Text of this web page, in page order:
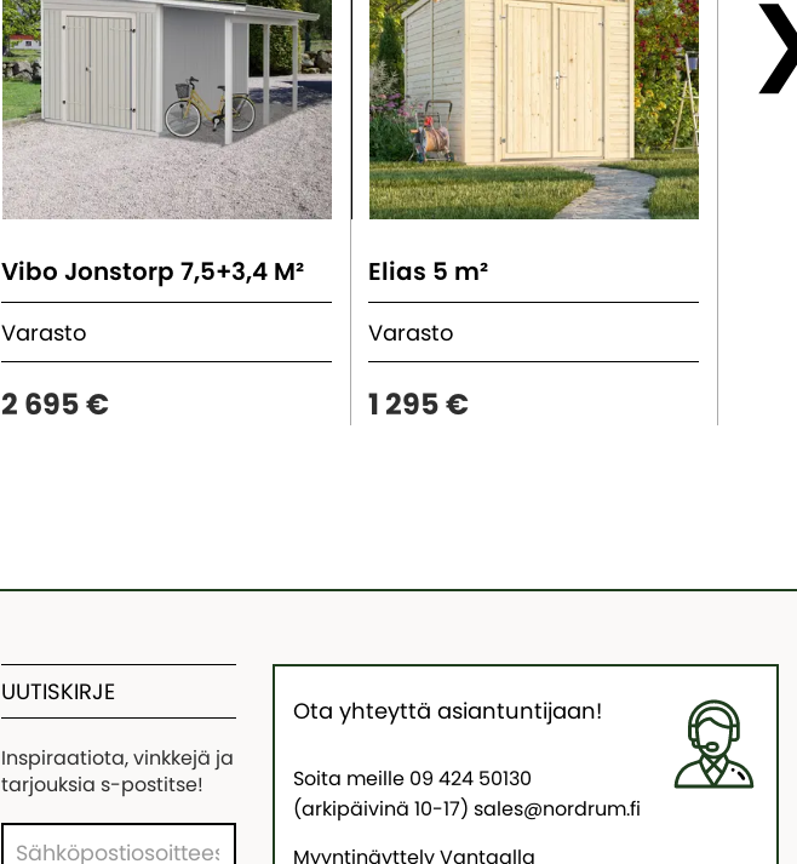
Vibo Jonstorp 7,5+3,4 M²
Varasto
2 695 €
Elias 5 m²
Varasto
1 295 €
UUTISKIRJE
Inspiraatiota, vinkkejä ja
tarjouksia s-postitse!
Ota yhteyttä asiantuntijaan!
Soita meille 09 424 50130
(arkipäivinä 10-17) sales@nordrum.fi
Myyntinäyttely Vantaalla